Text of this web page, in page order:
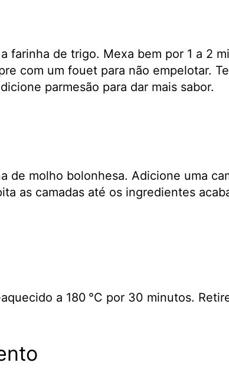
farinha de trigo. Mexa bem por 1 a 2
com um fouet para não empelotar.
parmesão para dar mais sabor.
de molho bolonhesa. Adicione uma
as camadas até os ingredientes
a 180 °C por 30 minutos.